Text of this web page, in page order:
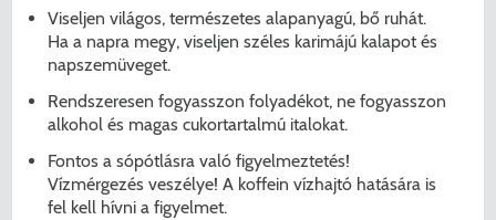
Viseljen világos, természetes alapanyagú, bő ruhát.
Ha a napra megy, viseljen széles karimájú kalapot és
napszemüveget.
Rendszeresen fogyasszon folyadékot, ne fogyasszon
alkohol és magas cukortartalmú italokat.
Fontos a sópótlásra való figyelmeztetés!
Vízmérgezés veszélye! A koffein vízhajtó hatására is
fel kell hívni a figyelmet.